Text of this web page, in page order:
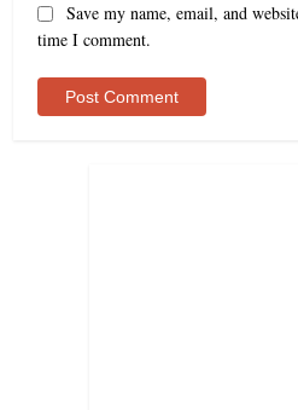
Save my name, email, and
time I comment.